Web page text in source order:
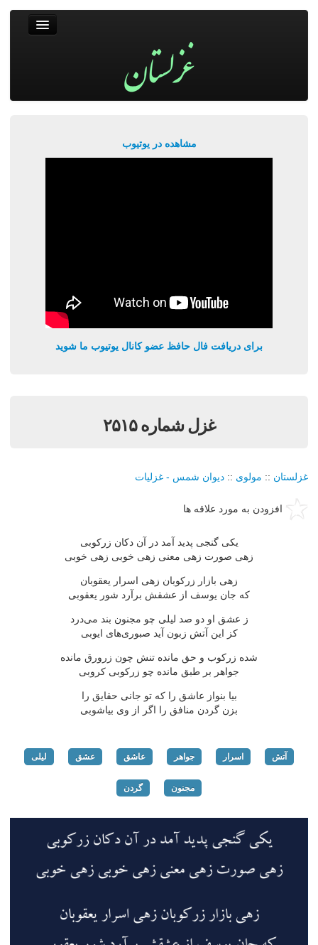
مشاهده در یوتیوب
برای دریافت فال حافظ عضو کانال یوتیوب ما شوید
غزل شماره ۲۵۱۵
غزلستان :: مولوی :: دیوان شمس - غزلیات
افزودن به مورد علاقه ها
یكی گنجی پدید آمد در آن دكان زركوبی
زهی صورت زهی معنی زهی خوبی زهی خوبی
زهی بازار زركوبان زهی اسرار یعقوبان
كه جان یوسف از عشقش برآرد شور یعقوبی
ز عشق او دو صد لیلی چو مجنون بند می‌درد
كز این آتش زبون آید صبوری‌های ایوبی
شده زركوب و حق مانده تنش چون زرورق مانده
جواهر بر طبق مانده چو زركوبی كروبی
بیا بنواز عاشق را كه تو جانی حقایق را
بزن گردن منافق را اگر از وی بیاشوبی
آتش اسرار جواهر عاشق عشق لیلی
مجنون گردن